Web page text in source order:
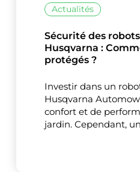
Actualités
Sécurité des
Husqvarna :
protégés ?
Investir dans un
Husqvarna
confort et de
jardin. Cependant,